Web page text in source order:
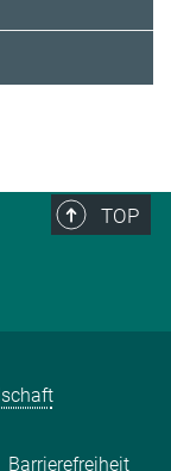
TOP
Barrierefreiheit